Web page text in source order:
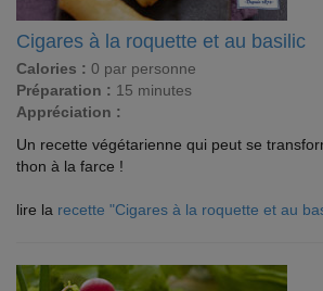
Cigares à la roquette et au basilic
Calories : 0 par personne
Préparation : 15 minutes
Appréciation :
Un recette végétarienne qui peut se
thon à la farce !
lire la recette "Cigares à la roquette et au